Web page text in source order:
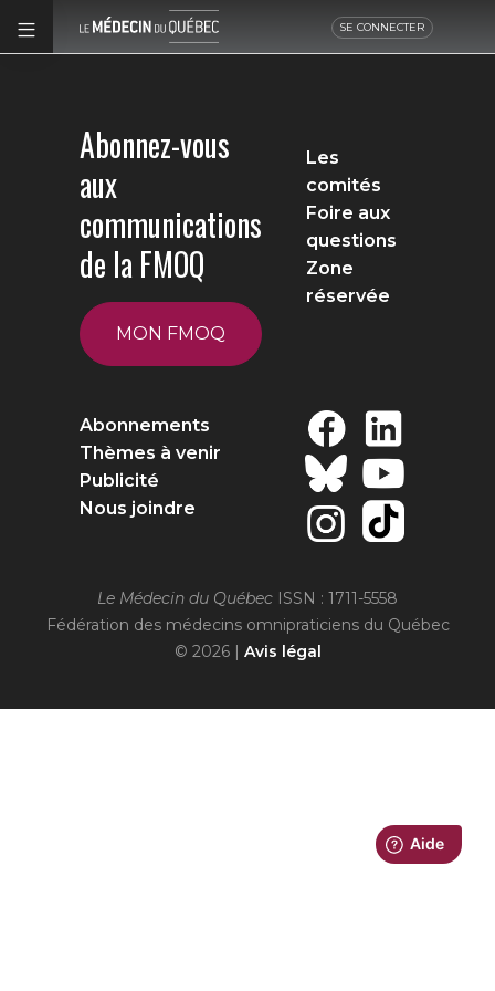
SE CONNECTER
Abonnez-vous
aux
communications
de la FMOQ
MON FMOQ
Les
comités
Foire aux
questions
Zone
réservée
Abonnements
Thèmes à venir
Publicité
Nous joindre
Le Médecin du Québec ISSN : 1711-5558
Fédération des médecins omnipraticiens du Québec
© 2026 | Avis légal